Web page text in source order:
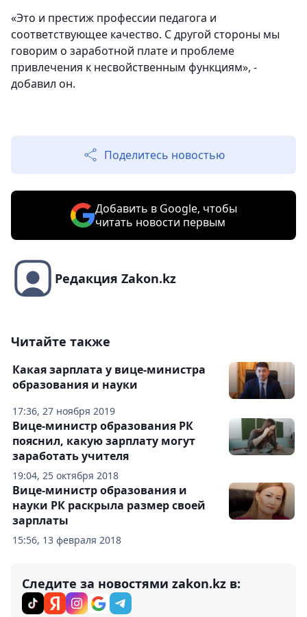
«Это и престиж профессии педагога и
соответствующее качество. С другой стороны мы
говорим о заработной плате и проблеме
привлечения к несвойственным функциям», -
добавил он.
Поделитесь новостью
Добавить в Google, чтобы
читать новости первым
Редакция Zakon.kz
Читайте также
17:36, 27 ноября 2019
Какая зарплата у вице-министра
образования и науки
19:04, 25 октября 2018
Вице-министр образования РК
пояснил, какую зарплату могут
заработать учителя
15:56, 13 февраля 2018
Вице-министр образования и
науки РК раскрыла размер своей
зарплаты
Следите за новостями zakon.kz в: